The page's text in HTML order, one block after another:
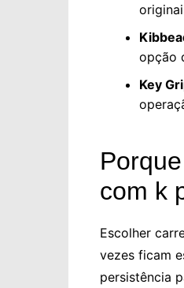
opção
Key
com k
Escolher
vezes ficam
persistência